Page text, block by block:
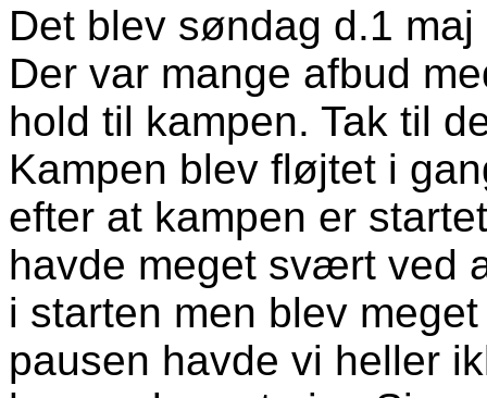
Det blev søndag d.1
Der var mange afbud
hold til kampen. Tak til
Kampen blev fløjtet i
efter at kampen er
havde meget svært ved
i starten men blev
pausen havde vi heller